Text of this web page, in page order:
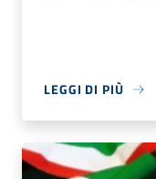
LEGGI DI PIÙ